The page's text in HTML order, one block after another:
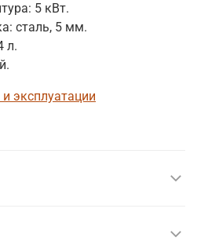
5 кВт.
сталь, 5 мм.
л.
эксплуатации